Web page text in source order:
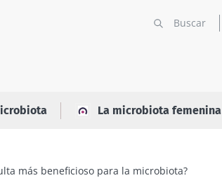
La microbiota femenina
más beneficioso para la microbiota?